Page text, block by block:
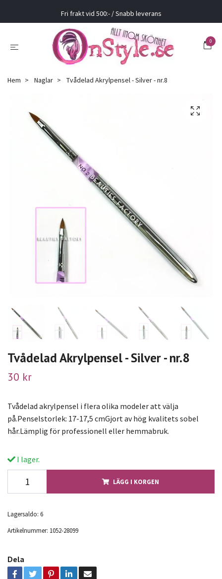
Fri frakt vid 500:- / Snabb leverans
0
Hem Naglar Tvådelad Akrylpensel - Silver - nr.8
Tvådelad Akrylpensel - Silver - nr.8
30 kr
Tvådelad akrylpensel i flera olika modeler att välja
på.Penselstorlek: 17-17,5 cmGjort av hög kvalitets sobel
hår.Lämplig för professionell eller hemmabruk.
I lager.
LÄGG I KORGEN
Lagersaldo: 6
Artikelnummer: 1052-28099
Dela